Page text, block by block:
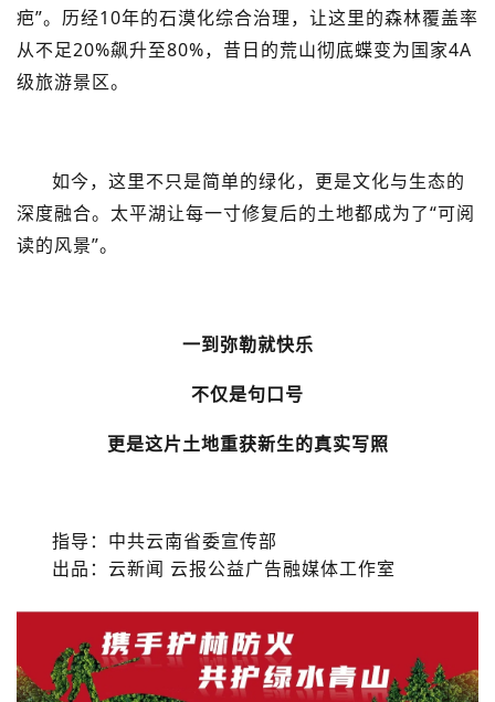
疤”。历经10年的石漠化综合治理，让这里的森林覆盖率
从不足20%飙升至80%，昔日的荒山彻底蝶变为国家4A
级旅游景区。
如今，这里不只是简单的绿化，更是文化与生态的
深度融合。太平湖让每一寸修复后的土地都成为了“可阅
读的风景”。
一到弥勒就快乐
不仅是句口号
更是这片土地重获新生的真实写照
指导：中共云南省委宣传部
出品：云新闻 云报公益广告融媒体工作室